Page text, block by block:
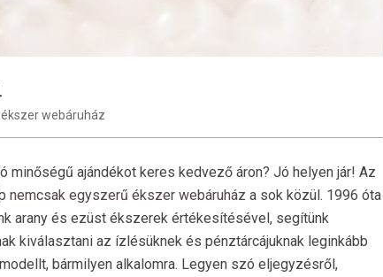
ékszer webáruház
minőségű ajándékot keres kedvező áron? Jó helyen jár! Az
nemcsak egyszerű ékszer webáruház a sok közül. 1996 óta
arany és ezüst ékszerek értékesítésével, segítünk
kiválasztani az ízlésüknek és pénztárcájuknak leginkább
bármilyen alkalomra. Legyen szó eljegyzésről,